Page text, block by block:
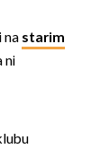
na starim
ni